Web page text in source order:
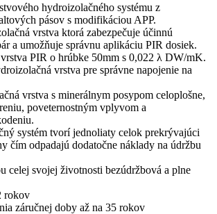
hydroizolačného systému z
pásov s modifikáciou APP.
vrstva ktorá zabezpečuje účinnú
a umožňuje správnu aplikáciu PIR dosiek.
PIR o hrúbke 50mm s 0,022 λ DW/mK.
vrstva pre správne napojenie na
vrstva s minerálnym posypom celoplošne,
poveternostným vplyvom a
systém tvorí jednoliaty celok prekrývajúci
čím odpadajú dodatočne náklady na údržbu
celej svojej životnosti bezúdržbová a plne
rokov
záručnej doby až na 35 rokov